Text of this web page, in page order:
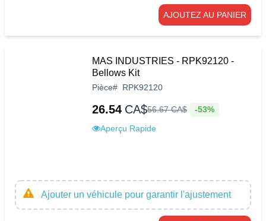
AJOUTEZ AU PANIER
MAS INDUSTRIES - RPK92120 -
Bellows Kit
Pièce# RPK92120
26.54 CA$56.67CA$ -53%
Aperçu Rapide
Ajouter un véhicule pour garantir l'ajustement